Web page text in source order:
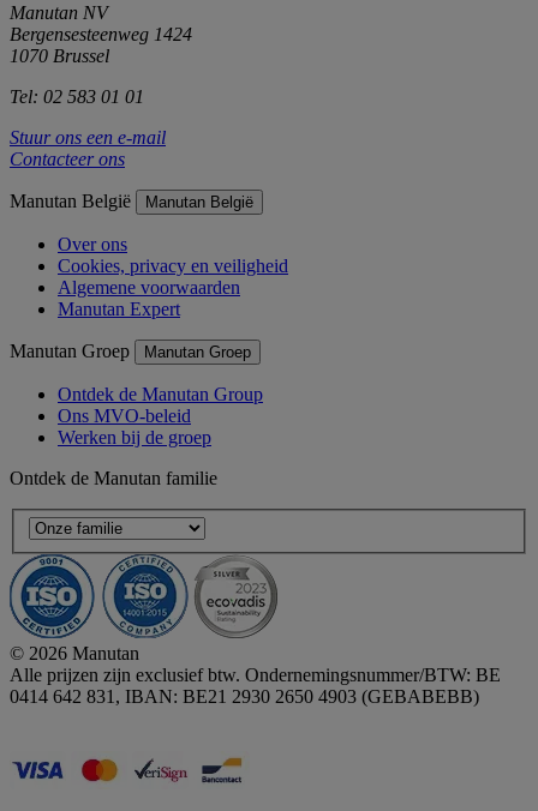
Manutan NV
Bergensesteenweg 1424
1070 Brussel
Tel: 02 583 01 01
Stuur ons een e-mail
Contacteer ons
Manutan België Manutan België
Over ons
Cookies, privacy en veiligheid
Algemene voorwaarden
Manutan Expert
Manutan Groep Manutan Groep
Ontdek de Manutan Group
Ons MVO-beleid
Werken bij de groep
Ontdek de Manutan familie
© 2026 Manutan
Alle prijzen zijn exclusief btw. Ondernemingsnummer/BTW: BE
0414 642 831, IBAN: BE21 2930 2650 4903 (GEBABEBB)